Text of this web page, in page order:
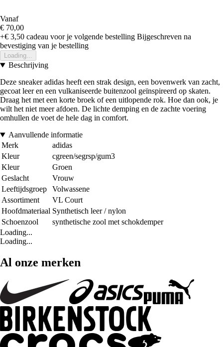
Vanaf
€ 70,00
+€ 3,50 cadeau voor je volgende bestelling Bijgeschreven na
bevestiging van je bestelling
Loading...
Beschrijving
Deze sneaker adidas heeft een strak design, een bovenwerk van zacht,
gecoat leer en een vulkaniseerde buitenzool geïnspireerd op skaten.
Draag het met een korte broek of een uitlopende rok. Hoe dan ook, je
wilt het niet meer afdoen. De lichte demping en de zachte voering
omhullen de voet de hele dag in comfort.
Aanvullende informatie
Merk
adidas
Kleur
cgreen/segrsp/gum3
Kleur
Groen
Geslacht
Vrouw
Leeftijdsgroep
Volwassene
Assortiment
VL Court
Hoofdmateriaal Synthetisch leer / nylon
Schoenzool
synthetische zool met schokdemper
Loading...
Loading...
Al onze merken